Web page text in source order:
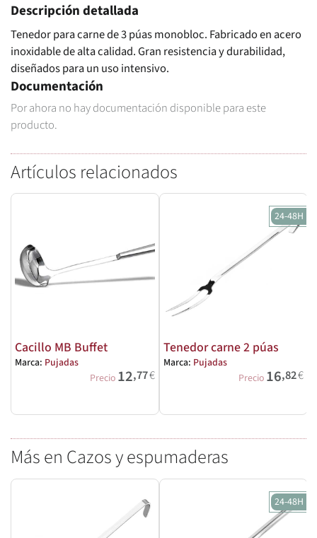
Descripción detallada
Tenedor para carne de 3 púas monobloc. Fabricado en acero
inoxidable de alta calidad. Gran resistencia y durabilidad,
diseñados para un uso intensivo.
Documentación
Por ahora no hay documentación disponible para este
producto.
Artículos relacionados
Cacillo MB Buffet
Marca: Pujadas
Precio 12,77€
24-48H
Tenedor carne 2 púas
Marca: Pujadas
Precio 16,82€
Más en Cazos y espumaderas
24-48H